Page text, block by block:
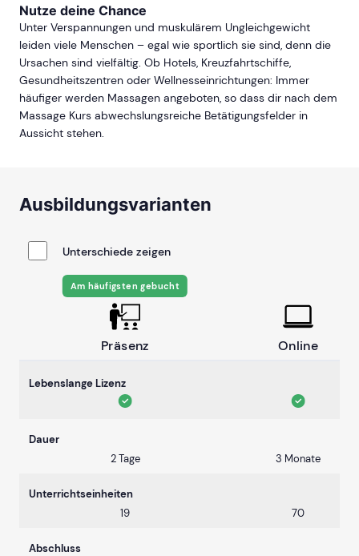
Nutze deine Chance
Unter Verspannungen und muskulärem Ungleichgewicht
leiden viele Menschen – egal wie sportlich sie sind, denn die
Ursachen sind vielfältig. Ob Hotels, Kreuzfahrtschiffe,
Gesundheitszentren oder Wellnesseinrichtungen: Immer
häufiger werden Massagen angeboten, so dass dir nach dem
Massage Kurs abwechslungsreiche Betätigungsfelder in
Aussicht stehen.
Ausbildungsvarianten
Unterschiede zeigen
Präsenz
Am häufigsten gebucht
Online
Lebenslange Lizenz
Dauer
2 Tage
3 Monate
Unterrichtseinheiten
19
70
Abschluss